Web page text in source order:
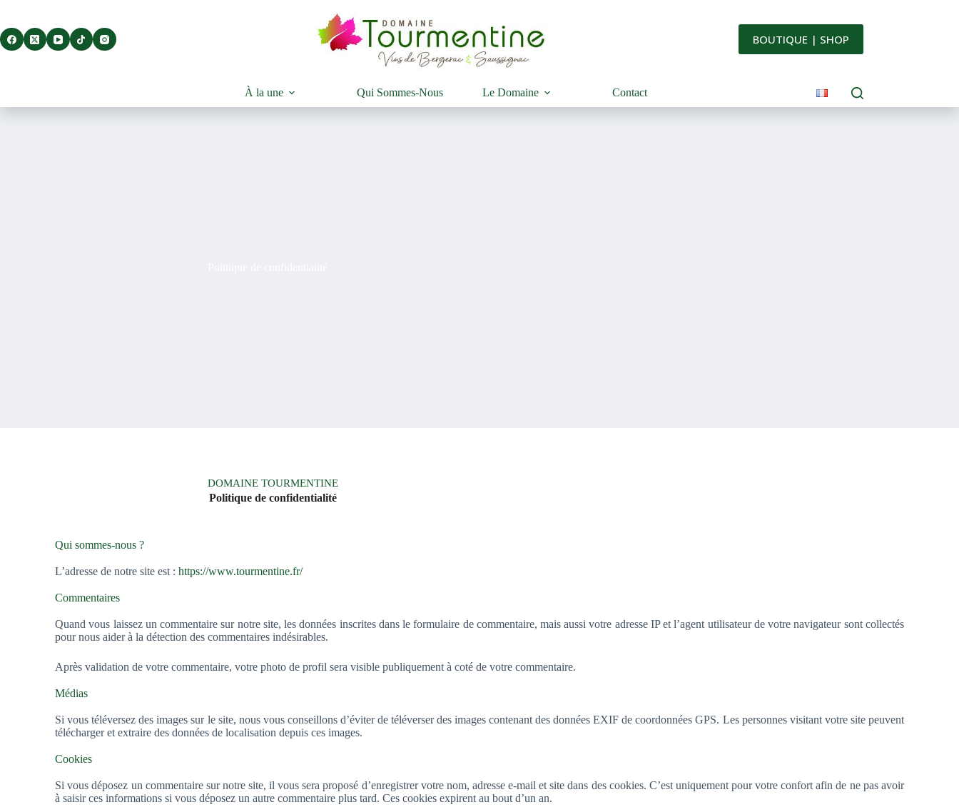
BOUTIQUE | SHOP
À la une Qui Sommes-Nous Le Domaine Contact
DOMAINE TOURMENTINE
Politique de confidentialité
Qui sommes-nous ?
L’adresse de notre site est :https://www.tourmentine.fr/
Commentaires
Quand vous laissez un commentaire sur notre site, les données inscrites dans le formulaire de commentaire, mais aussi votre adresse IP et l’agent utilisateur de votre navigateur sont collectés
pour nous aider à la détection des commentaires indésirables.
Après validation de votre commentaire, votre photo de profil sera visible publiquement à coté de votre commentaire.
Médias
Si vous téléversez des images sur le site, nous vous conseillons d’éviter de téléverser des images contenant des données EXIF de coordonnées GPS. Les personnes visitant votre site peuvent
télécharger et extraire des données de localisation depuis ces images.
Cookies
Si vous déposez un commentaire sur notre site, il vous sera proposé d’enregistrer votre nom, adresse e-mail et site dans des cookies. C’est uniquement pour votre confort afin de ne pas avoir
à saisir ces informations si vous déposez un autre commentaire plus tard. Ces cookies expirent au bout d’un an.